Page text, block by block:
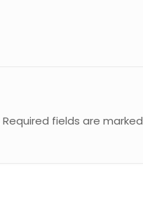
Required fields are marked